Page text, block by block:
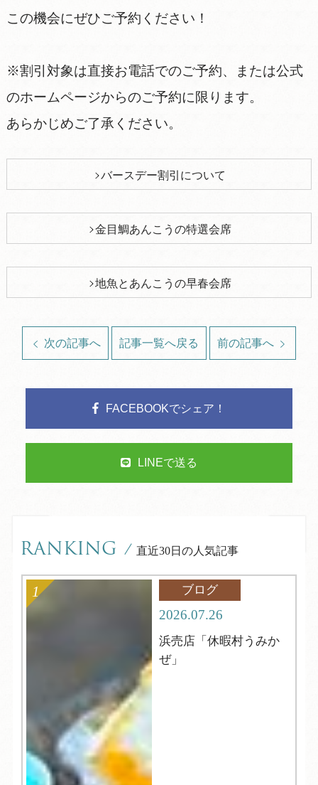
この機会にぜひご予約ください！
※割引対象は直接お電話でのご予約、または公式
のホームページからのご予約に限ります。
あらかじめご了承ください。
バースデー割引について
金目鯛あんこうの特選会席
地魚とあんこうの早春会席
次の記事へ 記事一覧へ戻る 前の記事へ
FACEBOOKでシェア！
LINEで送る
RANKING / 直近30日の人気記事
ブログ
2026.07.26
浜売店「休暇村うみか
ぜ」